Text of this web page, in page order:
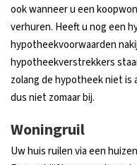
ook wanneer u een
verhuren. Heeft u nog een
hypotheekvoorwaarden
hypotheekverstrekkers
zolang de hypotheek niet is
dus niet zomaar bij.
Woningruil
Uw huis ruilen via een